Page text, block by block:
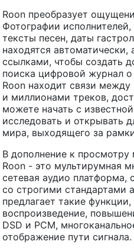
Roon преобразует
Фотографии
тексты песен, даты
находятся автоматически,
ссылками, чтобы создать
поиска цифровой журнал
Roon находит связи
и миллионами треков,
можете начать с
исследовать и открывать
мира, выходящего за
В дополнение к просмотру
Roon - это мультирумная
сетевая аудио платформа,
со строгими стандартами
предлагает такие
воспроизведение,
DSD и PCM,
отображение пути сигнала.